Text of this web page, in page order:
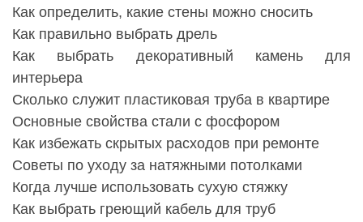
Как определить, какие стены можно сносить
Как правильно выбрать дрель
Как выбрать декоративный камень для
интерьера
Сколько служит пластиковая труба в квартире
Основные свойства стали с фосфором
Как избежать скрытых расходов при ремонте
Советы по уходу за натяжными потолками
Когда лучше использовать сухую стяжку
Как выбрать греющий кабель для труб